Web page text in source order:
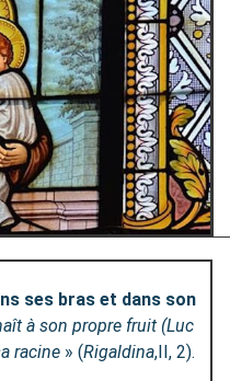
ses bras et dans son
à son propre fruit (Luc
racine » (Rigaldina,II, 2).